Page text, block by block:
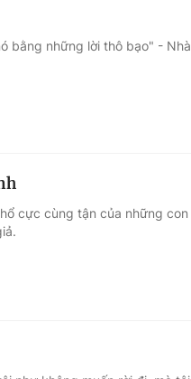
bằng những lời thô bạo" - Nhà
cực cùng tận của những con